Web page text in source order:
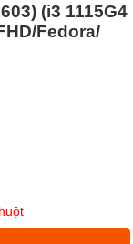
(i3 1115G4
Fedora/